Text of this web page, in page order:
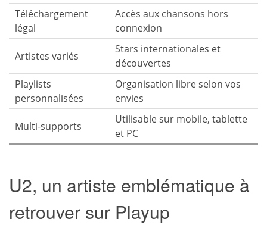
Téléchargement
légal
Accès aux chansons hors
connexion
Artistes variés
Stars internationales et
découvertes
Playlists
personnalisées
Organisation libre selon vos
envies
Multi-supports
Utilisable sur mobile, tablette
et PC
U2, un artiste emblématique à
retrouver sur Playup